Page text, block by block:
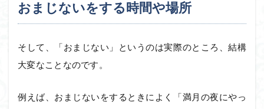
おまじないをする時間や場所
そして、「おまじない」というのは実際のところ、結構
大変なことなのです。
例えば、おまじないをするときによく「満月の夜にやっ